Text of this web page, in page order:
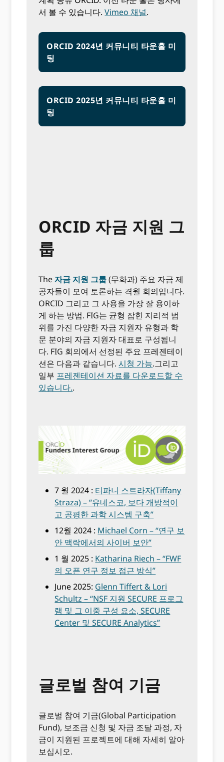
서 볼 수 있습니다.Vimeo 채널.
ORCID 2024년 커뮤니티 타운홀 미
팅
ORCID 2025년 커뮤니티 타운홀 미
팅
ORCID 자금 지원 그
룹
The자금 지원 그룹(무화과) 주요 자금 제
공자들이 모여 토론하는 격월 회의입니다.
ORCID 그리고 그 사용을 가장 잘 용이하
게 하는 방법. FIG는 균형 잡힌 지리적 범
위를 가진 다양한 자금 지원자 유형과 학
문 분야의 자금 지원자 대표로 구성됩니
다. FIG 회의에서 선정된 주요 프레젠테이
션은 다음과 같습니다.시청 가능.그리고
일부 프레젠테이션 자료를 다운로드할 수
있습니다..
7 월 2024 : 티파니 스트라자(Tiffany
Straza) – “유네스코, 보다 개방적이
고 공평한 과학 시스템 구축”
12월 2024 : Michael Corn – “연구 보
안 맥락에서의 사이버 보안”
1 월 2025 : Katharina Riech – “FWF
의 오픈 연구 정보 접근 방식”
June 2025: Glenn Tiffert & Lori
Schultz – “NSF 지원 SECURE 프로그
램 및 그 이중 구성 요소, SECURE
Center 및 SECURE Analytics”
글로벌 참여 기금
글로벌 참여 기금(Global Participation
Fund), 보조금 신청 및 자금 조달 과정, 자
금이 지원된 프로젝트에 대해 자세히 알아
보십시오.